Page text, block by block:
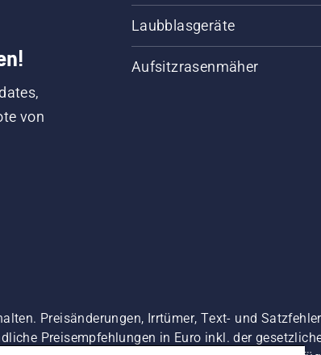
von
Laubblasgeräte
Aufsitzrasenmäher
Preisänderungen, Irrtümer, Text- und
Preisempfehlungen in Euro inkl. der